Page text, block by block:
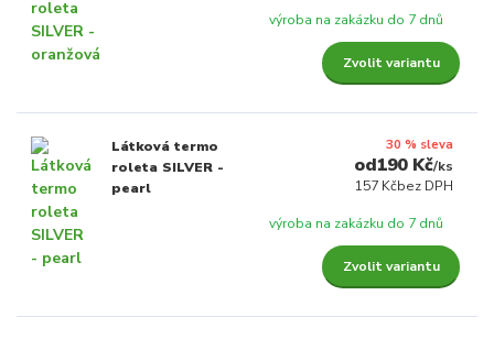
výroba na zakázku do 7 dnů
Zvolit variantu
Látková termo
roleta SILVER -
pearl
30 % sleva
190 Kč/ks
157 Kčbez DPH
výroba na zakázku do 7 dnů
Zvolit variantu